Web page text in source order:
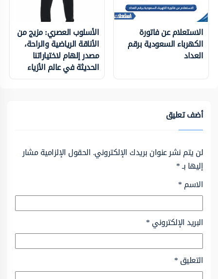
الاستعلام عن فاتورة
الكهرباء السعودية برقم
العداد
الأسلوب العصري: مزيج من
الأناقة الرياضية والراحة،
مصدر إلهام لاختياراتنا
الحديثة في عالم الأزياء
أضف تعليق
لن يتم نشر عنوان بريدك الإلكتروني. الحقول الإلزامية مشار
إليها بـ*
الاسم*
البريد الإلكتروني*
التعليق*